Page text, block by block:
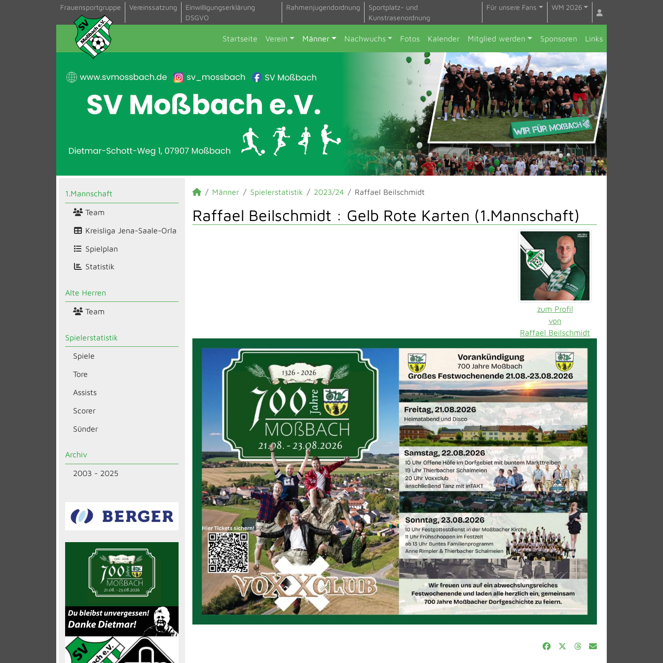
Frauensportgruppe Vereinssatzung
Einwilligungserklärung
DSGVO
Rahmenjugendordnung
Sportplatz- und
Kunstrasenordnung
Für unsere Fans WM 2026
Startseite Verein Männer Nachwuchs Fotos Kalender Mitglied werden Sponsoren Links
1.Mannschaft
Team
Kreisliga Jena-Saale-Orla
Spielplan
Statistik
Alte Herren
Team
Spielerstatistik
Spiele
Tore
Assists
Scorer
Sünder
Archiv
2003 - 2025
Männer Spielerstatistik 2023/24 Raffael Beilschmidt
Raffael Beilschmidt : Gelb Rote Karten (1.Mannschaft)
zum Profil
von
Raffael Beilschmidt